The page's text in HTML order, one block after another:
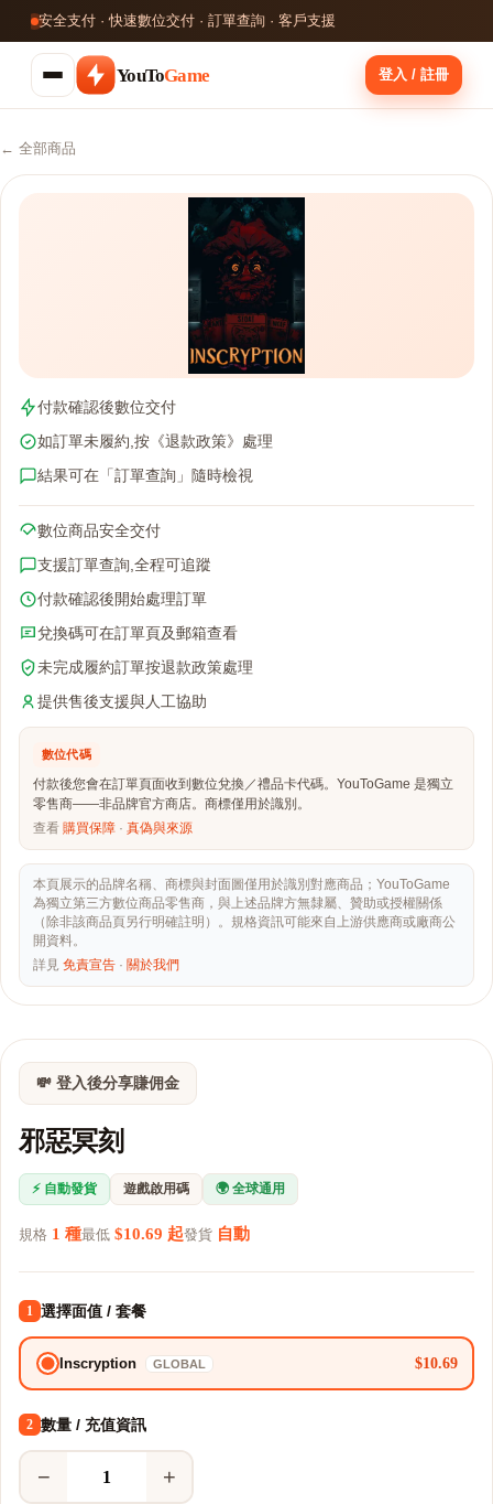
安全支付 · 快速數位交付 · 訂單查詢 · 客戶支援
YouToGame 登入 / 註冊
← 全部商品
付款確認後數位交付
如訂單未履約,按《退款政策》處理
結果可在「訂單查詢」隨時檢視
數位商品安全交付
支援訂單查詢,全程可追蹤
付款確認後開始處理訂單
兌換碼可在訂單頁及郵箱查看
未完成履約訂單按退款政策處理
提供售後支援與人工協助
數位代碼
付款後您會在訂單頁面收到數位兌換／禮品卡代碼。YouToGame 是獨立
零售商——非品牌官方商店。商標僅用於識別。
查看 購買保障 · 真偽與來源
本頁展示的品牌名稱、商標與封面圖僅用於識別對應商品；YouToGame
為獨立第三方數位商品零售商，與上述品牌方無隸屬、贊助或授權關係
（除非該商品頁另行明確註明）。規格資訊可能來自上游供應商或廠商公
開資料。
詳見 免責宣告 · 關於我們
💸 登入後分享賺佣金
邪惡冥刻
⚡ 自動發貨 遊戲啟用碼 🌍 全球通用
規格 1 種最低 $10.69 起發貨 自動
1 選擇面值 / 套餐
Inscryption GLOBAL $10.69
2 數量 / 充值資訊
− +